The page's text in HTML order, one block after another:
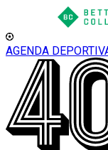
AGENDA